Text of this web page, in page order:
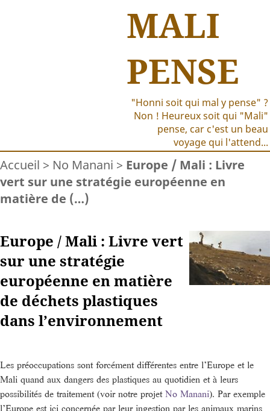
MALI
PENSE
"Honni soit qui mal y pense" ?
Non ! Heureux soit qui "Mali"
pense, car c'est un beau
voyage qui l'attend...
Accueil > No Manani > Europe / Mali : Livre
vert sur une stratégie européenne en
matière de (…)
Europe / Mali : Livre vert
sur une stratégie
européenne en matière
de déchets plastiques
dans l’environnement
Les préoccupations sont forcément différentes entre l’Europe et le
Mali quand aux dangers des plastiques au quotidien et à leurs
possibilités de traitement (voir notre projetNo Manani). Par exemple
l’Europe est ici concernée par leur ingestion par les animaux marins